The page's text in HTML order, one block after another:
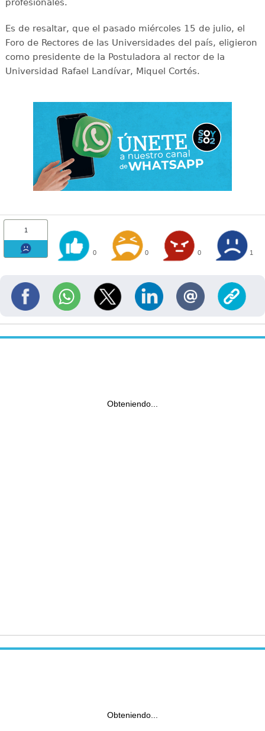
profesionales.
Es de resaltar, que el pasado miércoles 15 de julio, el
Foro de Rectores de las Universidades del país, eligieron
como presidente de la Postuladora al rector de la
Universidad Rafael Landívar, Miquel Cortés.
1
0 0 0 1
Obteniendo...
Obteniendo...